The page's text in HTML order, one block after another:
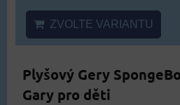
ZVOLTE VARIANTU
Plyšový Gery
Gary pro děti